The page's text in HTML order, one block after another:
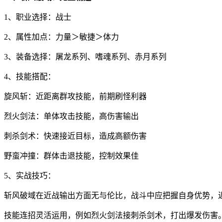
1、职业选择：战士
2、属性加点：力量＞敏捷＞体力
3、装备选择：屠龙系列、嗜魂系列、赤月系列
4、技能搭配：
旋风斩：近距离群攻技能，前期刷怪利器
烈火剑法：单体攻击技能，高伤害输出
刺杀剑术：快速接近目标，造成高额伤害
野蛮冲撞：群体击退技能，控制效果佳
5、实战技巧：
斩风破域在近战输出方面无与伦比，战斗中应把握自身优势，
技能连招灵活运用，例如烈火剑法接刺杀剑术，打出爆发伤害。